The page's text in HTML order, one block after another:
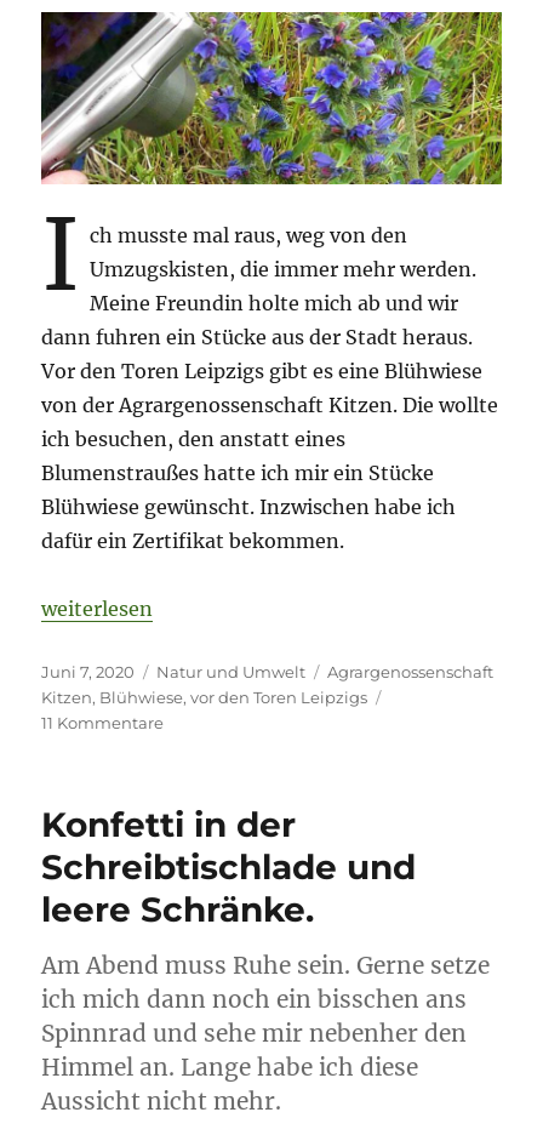
I
ch musste mal raus, weg von den
Umzugskisten, die immer mehr werden.
Meine Freundin holte mich ab und wir
dann fuhren ein Stücke aus der Stadt heraus.
Vor den Toren Leipzigs gibt es eine Blühwiese
von der Agrargenossenschaft Kitzen. Die wollte
ich besuchen, den anstatt eines
Blumenstraußes hatte ich mir ein Stücke
Blühwiese gewünscht. Inzwischen habe ich
dafür ein Zertifikat bekommen.
„Besuch auf einer Blühwiese vor den Toren
weiterlesen
Veröffentlicht
am
Juni 7, 2020 Kategorien
Natur und Umwelt Schlagwörter
Agrargenossenschaft
Kitzen, Blühwiese,vor den Toren Leipzigs
11 Kommentarezu
Blühwiese
den
Toren
Leipzigs.
Konfetti in der
Schreibtischlade und
leere Schränke.
Am Abend muss Ruhe sein. Gerne setze
ich mich dann noch ein bisschen ans
Spinnrad und sehe mir nebenher den
Himmel an. Lange habe ich diese
Aussicht nicht mehr.